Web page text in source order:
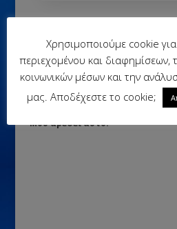
Κοινοποιήστε:
Μου αρέσει αυτό:
Χρησιμοποιούμε cookie
περιεχομένου και διαφημίσεων,
κοινωνικών μέσων και την
μας. Αποδέχεστε το cookie;